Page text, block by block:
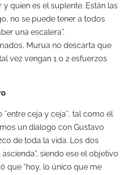
quien es el suplente. Están las
no se puede tener a todos
una escalera”.
Murua no descarta que
vez vengan 1 o 2 esfuerzos
¨entre ceja y ceja¨, tal como él
un dialogo con Gustavo
de toda la vida. Los dos
siendo ese el objetivo
que “hoy, lo único que me